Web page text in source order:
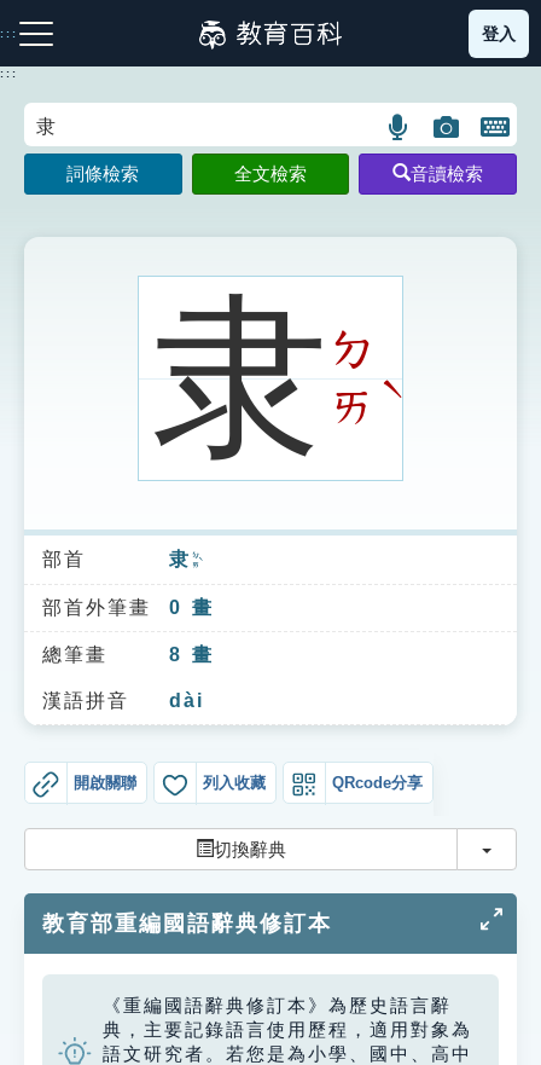
到
主
:::
注音索引圖示 筆畫索引圖示 部首索引表圖示
索引選單
知識索引
單字索引
生命大百科索引
遊戲專區
教學應用
貓頭鷹博士
登入
:::
語
言
搜
示
圖
片
搜
開
鍵
圖
詞條檢索 全文檢索 音讀檢索
隶ㄉ
ㄞˋ
部首 隶 ㄉㄞˋ
部首外筆畫 0 畫
總筆畫 8 畫
漢語拼音 dài
開啟關聯 列入收藏 QRcode分享
切換辭典 切換
教育部重編國語辭典修訂本
《重編國語辭典修訂本》為歷史語言辭
典，主要記錄語言使用歷程，適用對象為
語文研究者。若您是為小學、國中、高中